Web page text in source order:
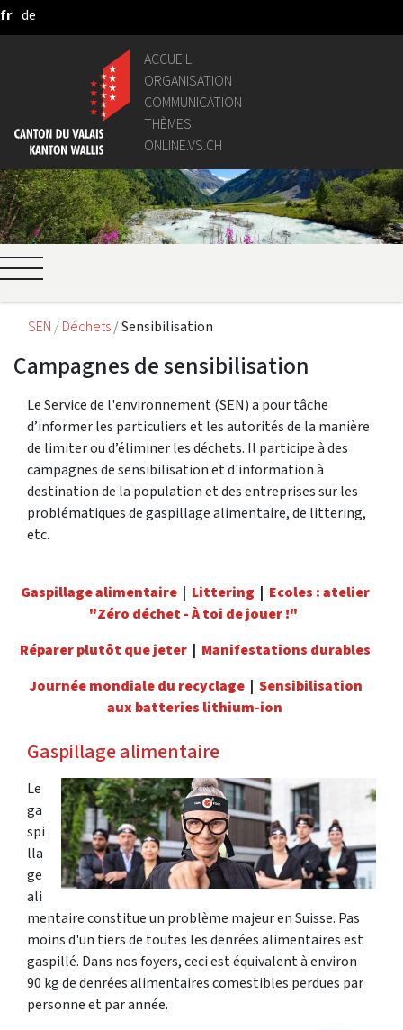
Saut au contenu principal
fr de
ACCUEIL
ORGANISATION
COMMUNICATION
THÈMES
ONLINE.VS.CH
SEN Déchets Sensibilisation
Campagnes de sensibilisation
Le Service de l'environnement (SEN) a pour tâche
d’informer les particuliers et les autorités de la manière
de limiter ou d’éliminer les déchets. Il participe à des
campagnes de sensibilisation et d'information à
destination de la population et des entreprises sur les
problématiques de gaspillage alimentaire, de littering,
etc.
Gaspillage alimentaire| Littering | Ecoles : atelier
"Zéro déchet - À toi de jouer !"
Réparer plutôt que jeter| Manifestations durables
Journée mondiale du recyclage | Sensibilisation
aux batteries lithium-ion
Gaspillage alimentaire
Le
ga
spi
lla
ge
ali
mentaire constitue un problème majeur en Suisse. Pas
moins d'un tiers de toutes les denrées alimentaires est
gaspillé. Dans nos foyers, ceci est équivalent à environ
90 kg de denrées alimentaires comestibles perdues par
personne et par année.